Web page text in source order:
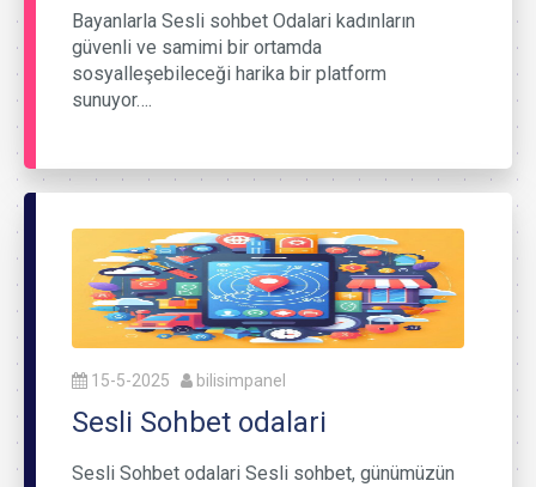
Bayanlarla Sesli sohbet Odalari kadınların
güvenli ve samimi bir ortamda
sosyalleşebileceği harika bir platform
sunuyor….
15-5-2025 bilisimpanel
Sesli Sohbet odalari
Sesli Sohbet odalari Sesli sohbet, günümüzün